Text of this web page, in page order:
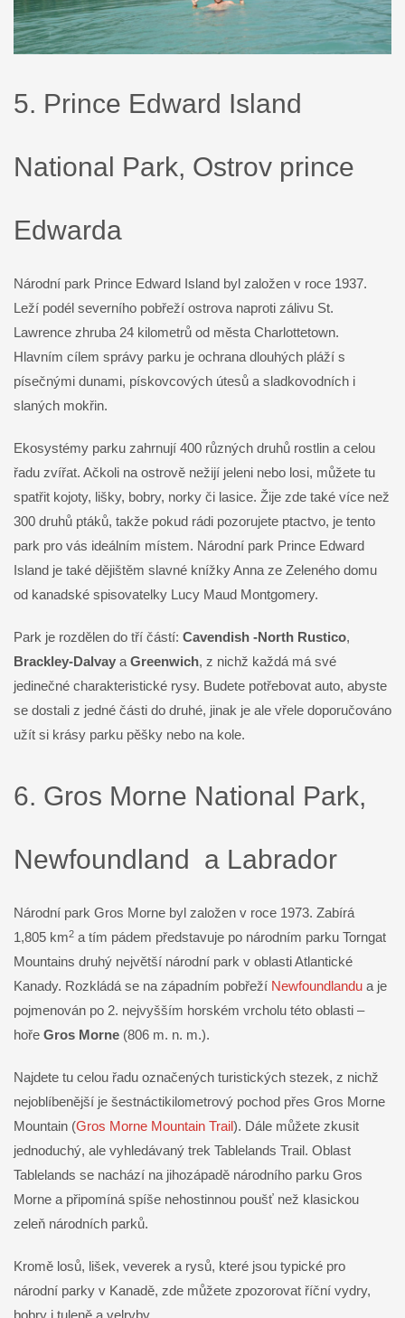
5. Prince Edward Island
National Park, Ostrov prince
Edwarda
Národní park Prince Edward Island byl založen v roce 1937.
Leží podél severního pobřeží ostrova naproti zálivu St.
Lawrence zhruba 24 kilometrů od města Charlottetown.
Hlavním cílem správy parku je ochrana dlouhých pláží s
písečnými dunami, pískovcových útesů a sladkovodních i
slaných mokřin.
Ekosystémy parku zahrnují 400 různých druhů rostlin a celou
řadu zvířat. Ačkoli na ostrově nežijí jeleni nebo losi, můžete tu
spatřit kojoty, lišky, bobry, norky či lasice. Žije zde také více než
300 druhů ptáků, takže pokud rádi pozorujete ptactvo, je tento
park pro vás ideálním místem. Národní park Prince Edward
Island je také dějištěm slavné knížky Anna ze Zeleného domu
od kanadské spisovatelky Lucy Maud Montgomery.
Park je rozdělen do tří částí: Cavendish -North Rustico,
Brackley-Dalvay a Greenwich, z nichž každá má své
jedinečné charakteristické rysy. Budete potřebovat auto, abyste
se dostali z jedné části do druhé, jinak je ale vřele doporučováno
užít si krásy parku pěšky nebo na kole.
6. Gros Morne National Park,
Newfoundland a Labrador
Národní park Gros Morne byl založen v roce 1973. Zabírá
1,805 km2 a tím pádem představuje po národním parku Torngat
Mountains druhý největší národní park v oblasti Atlantické
Kanady. Rozkládá se na západním pobřeží Newfoundlandu a je
pojmenován po 2. nejvyšším horském vrcholu této oblasti –
hoře Gros Morne (806 m. n. m.).
Najdete tu celou řadu označených turistických stezek, z nichž
nejoblíbenější je šestnáctikilometrový pochod přes Gros Morne
Mountain (Gros Morne Mountain Trail). Dále můžete zkusit
jednoduchý, ale vyhledávaný trek Tablelands Trail. Oblast
Tablelands se nachází na jihozápadě národního parku Gros
Morne a připomíná spíše nehostinnou poušť než klasickou
zeleň národních parků.
Kromě losů, lišek, veverek a rysů, které jsou typické pro
národní parky v Kanadě, zde můžete zpozorovat říční vydry,